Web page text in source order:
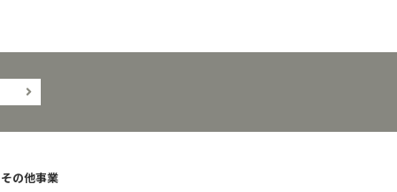
その他事業